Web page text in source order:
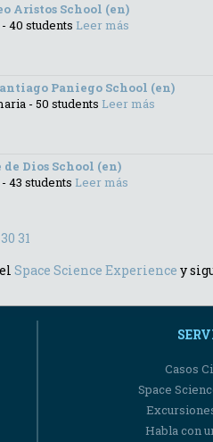
Aristos School (en)
- 40 students Leer más
Paniego School (en)
- 50 students Leer más
de Dios School (en)
- 43 students Leer más
30 31
Space Science Experience y
Casos
Space
Habla con